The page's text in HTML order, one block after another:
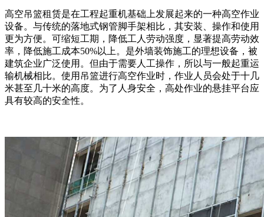
高空吊篮租赁是在工程起重机基础上发展起来的一种高空作业
设备。与传统的落地式钢管脚手架相比，其安装、操作和使用
更为方便。可缩短工期，降低工人劳动强度，显著提高劳动效
率，降低施工成本50%以上。是外墙装饰施工的理想设备，被
建筑企业广泛使用。但由于需要人工操作，所以与一般起重运
输机械相比。使用吊篮进行高空作业时，作业人员会处于十几
米甚至几十米的高度。为了人身安全，高处作业的悬挂平台应
具有较高的安全性。